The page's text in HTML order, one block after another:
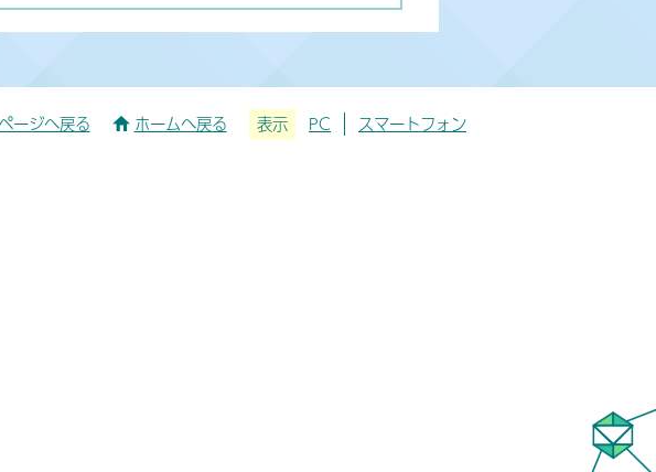
ージへ戻る ホームへ戻る 表示 PC スマートフォン